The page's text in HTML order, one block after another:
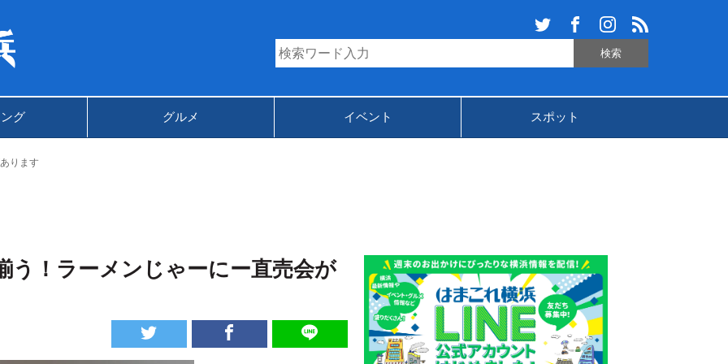
グ グルメ イベント スポット
ります
う！ラーメンじゃーにー直売会が